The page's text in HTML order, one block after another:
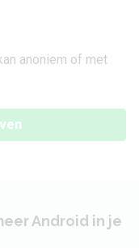
anoniem of met
Android in je